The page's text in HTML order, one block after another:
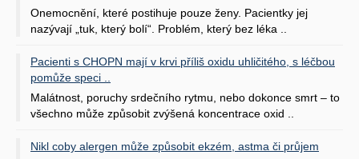
Onemocnění, které postihuje pouze ženy. Pacientky jej
nazývají „tuk, který bolí“. Problém, který bez léka ..
Pacienti s CHOPN mají v krvi příliš oxidu uhličitého, s léčbou
pomůže speci ..
Malátnost, poruchy srdečního rytmu, nebo dokonce smrt – to
všechno může způsobit zvýšená koncentrace oxid ..
Nikl coby alergen může způsobit ekzém, astma či průjem